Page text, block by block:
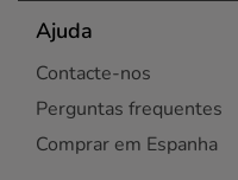
Ajuda
Contacte-nos
Perguntas frequentes
Comprar em Espanha